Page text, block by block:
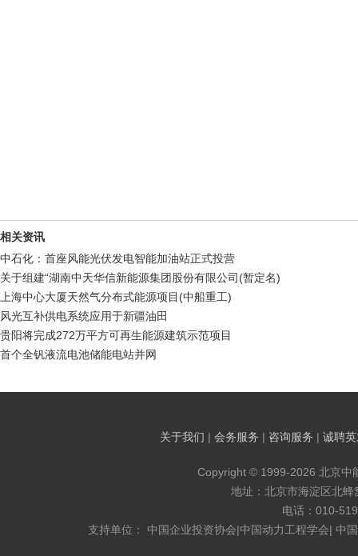
相关资讯
中石化：首座风能光伏发电智能加油站正式投营
关于组建“湖南中天华信新能源集团股份有限公司(暂定名)
上海中心大厦天然气分布式能源项目(中船重工)
风光互补供电系统应用于新疆油田
贵阳将完成272万平方可再生能源建筑示范项目
首个全钒液流电池储能电站并网
关于我们 | 会务服务 | 咨询服务 | 诚聘
Copyright © 1999-2026 北京中
地址：北京市海淀区北
电话：010-
支持单位： 中国企业投资协会|中国动力工程学会| 中